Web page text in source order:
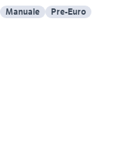
Manuale Pre-Euro